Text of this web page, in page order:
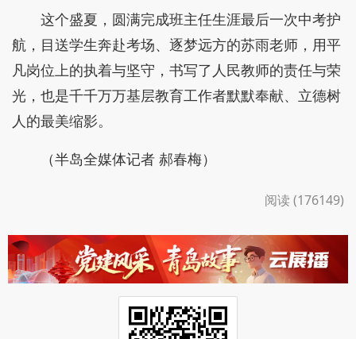
这个盛夏，圆满完成班主任生涯最后一次中考护
航，目送学生奔赴考场、逐梦远方的苏雨老师，用平
凡岗位上的执着与坚守，书写了人民教师的责任与荣
光，也是千千万万基层教育工作者默默奉献、立德树
人的最美缩影。
（半岛全媒体记者 郝春梅）
阅读 (176149)